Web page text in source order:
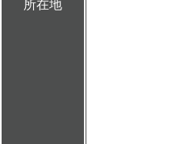
所在地